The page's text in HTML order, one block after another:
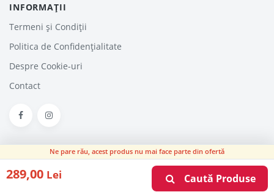
Ne pare rău, acest produs nu mai face parte din ofertă
289,00 Lei Caută Produse
INFORMAȚII
Termeni și Condiții
Politica de Confidențialitate
Despre Cookie-uri
Contact
HaineinTrend.com © 2026. Haine - Reduceri, Oferte şi Promoţii Online
ArticoleDespre noi